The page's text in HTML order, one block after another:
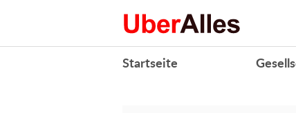
Startseite